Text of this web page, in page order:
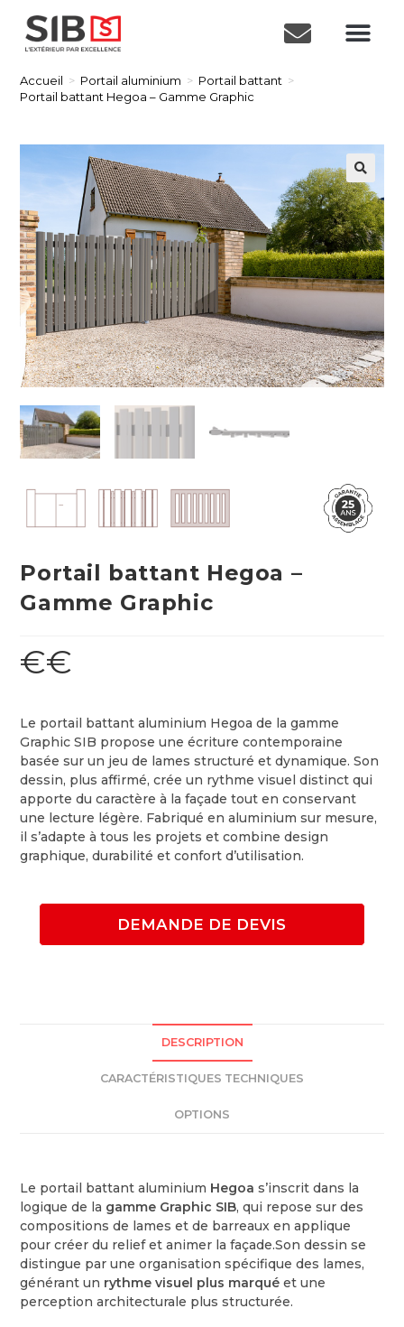
Accueil > Portail aluminium > Portail battant >
Portail battant Hegoa – Gamme Graphic
🔍
Portail battant Hegoa –
Gamme Graphic
€€
Le portail battant aluminium Hegoa de la gamme
Graphic SIB propose une écriture contemporaine
basée sur un jeu de lames structuré et dynamique. Son
dessin, plus affirmé, crée un rythme visuel distinct qui
apporte du caractère à la façade tout en conservant
une lecture légère. Fabriqué en aluminium sur mesure,
il s’adapte à tous les projets et combine design
graphique, durabilité et confort d’utilisation.
DEMANDE DE DEVIS
DESCRIPTION
CARACTÉRISTIQUES TECHNIQUES
OPTIONS
Le portail battant aluminium Hegoa s’inscrit dans la
logique de la gamme Graphic SIB, qui repose sur des
compositions de lames et de barreaux en applique
pour créer du relief et animer la façade.Son dessin se
distingue par une organisation spécifique des lames,
générant un rythme visuel plus marqué et une
perception architecturale plus structurée.